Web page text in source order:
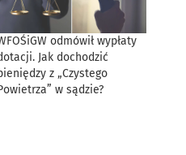
odmówił wypłaty
Jak dochodzić
z „Czystego
w sądzie?